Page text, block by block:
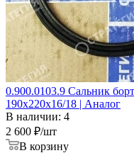
0.900.0103.9 Cальник
190x220x16/18 | Аналог
В наличии: 4
2 600 ₽/шт
В корзину